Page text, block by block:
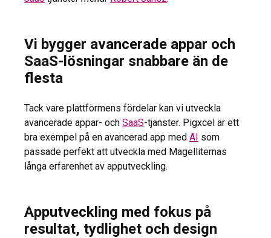
Vi bygger avancerade appar och
SaaS-lösningar snabbare än de
flesta
Tack vare plattformens fördelar kan vi utveckla
avancerade appar- och SaaS-tjänster. Pigxcel är ett
bra exempel på en avancerad app med AI som
passade perfekt att utveckla med Magelliternas
långa erfarenhet av apputveckling.
Apputveckling med fokus på
resultat, tydlighet och design